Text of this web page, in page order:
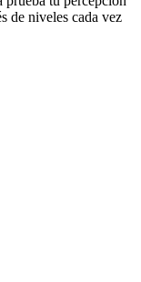
de niveles cada vez